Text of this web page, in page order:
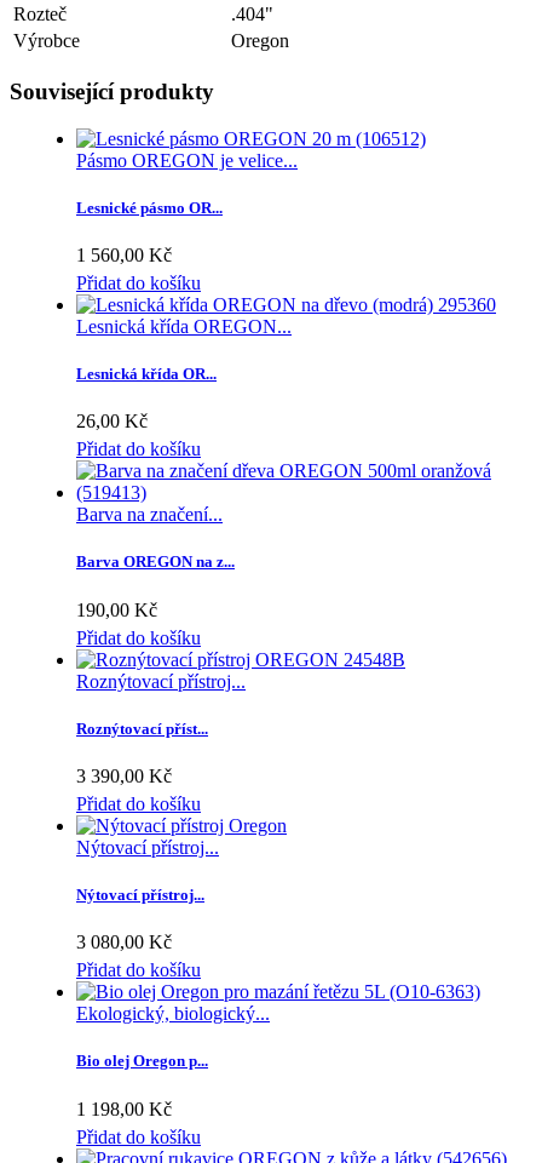
Rozteč
.404"
Výrobce
Oregon
Související produkty
Pásmo OREGON je velice...
Lesnické pásmo OR...
1 560,00 Kč
Přidat do košíku
Lesnická křída OREGON...
Lesnická křída OR...
26,00 Kč
Přidat do košíku
Barva na značení...
Barva OREGON na z...
190,00 Kč
Přidat do košíku
Roznýtovací přístroj...
Roznýtovací příst...
3 390,00 Kč
Přidat do košíku
Nýtovací přístroj...
Nýtovací přístroj...
3 080,00 Kč
Přidat do košíku
Ekologický, biologický...
Bio olej Oregon p...
1 198,00 Kč
Přidat do košíku